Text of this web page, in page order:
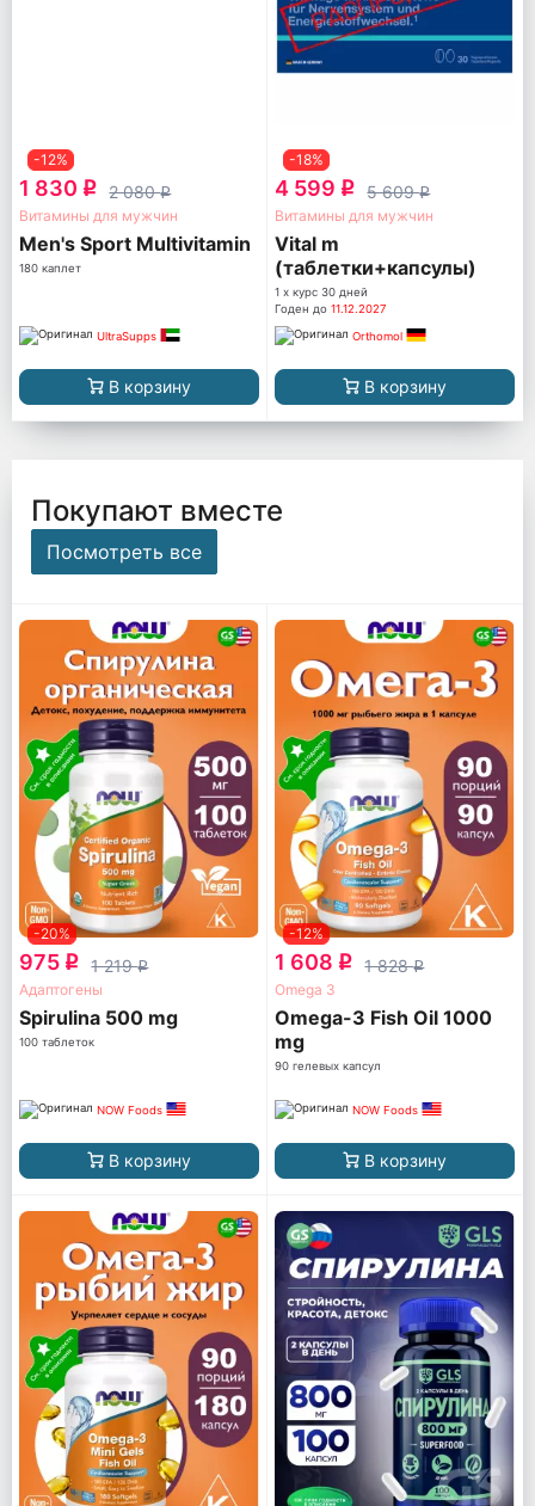
-12%
1 830 q 2 080q
Витамины для мужчин
Men's Sport Multivitamin
180 каплет
UltraSupps
В корзину
-18%
4 599 q 5 609q
Витамины для мужчин
Vital m
(таблетки+капсулы)
1 x курс 30 дней
Годен до11.12.2027
Orthomol
В корзину
Покупают вместе
Посмотреть все
-20%
975 q 1 219q
Адаптогены
Spirulina 500 mg
100 таблеток
NOW Foods
В корзину
-12%
1 608 q 1 828q
Omega 3
Omega-3 Fish Oil 1000
mg
90 гелевых капсул
NOW Foods
В корзину